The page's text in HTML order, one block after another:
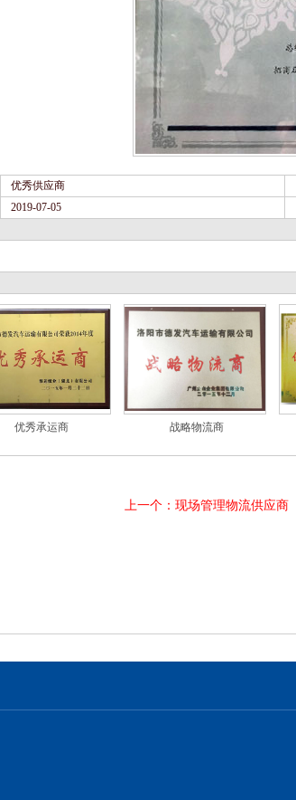
优秀供应商
2019-07-05
优秀承运商 战略物流商
上一个：现场管理物流供应商